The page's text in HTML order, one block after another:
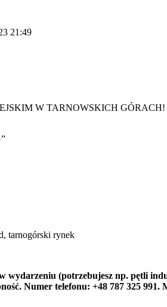
21:49
W TARNOWSKICH GÓRACH!
tarnogórski rynek
w wydarzeniu (potrzebujesz np. pętli
Numer telefonu: +48 787 325 991.